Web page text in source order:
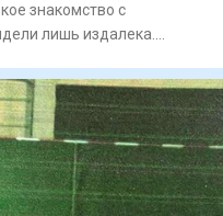
знакомство с
лишь издалека.